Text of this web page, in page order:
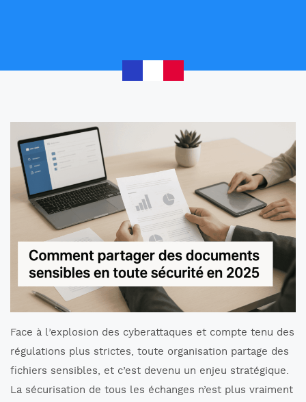
Face à l’explosion des cyberattaques et compte tenu des
régulations plus strictes, toute organisation partage des
fichiers sensibles, et c’est devenu un enjeu stratégique.
La sécurisation de tous les échanges n’est plus vraiment